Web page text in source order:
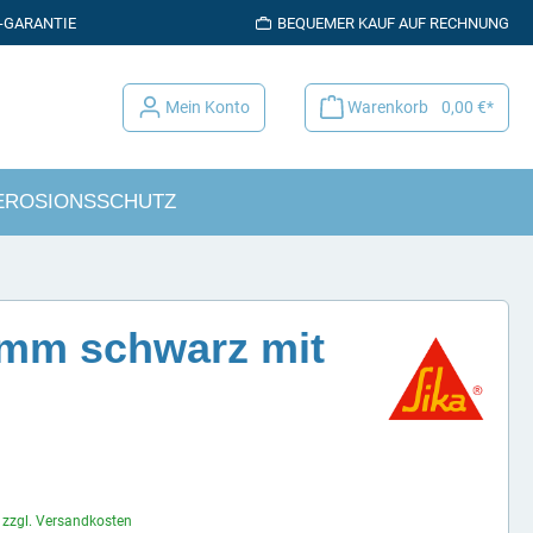
GARANTIE BEQUEMER KAUF AUF RECHNUNG
Mein Konto Warenkorb 0,00 €*
schwarz mit
Versandkosten